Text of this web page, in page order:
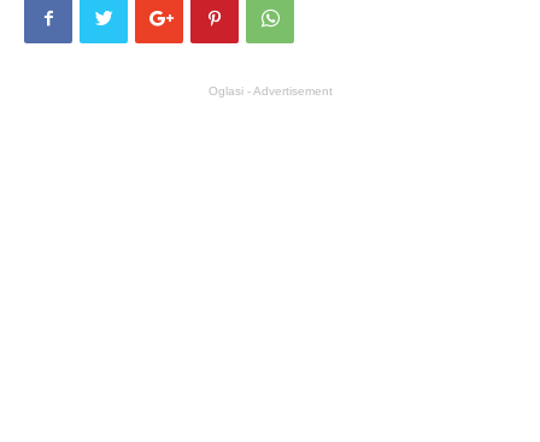
Oglasi - Advertisement